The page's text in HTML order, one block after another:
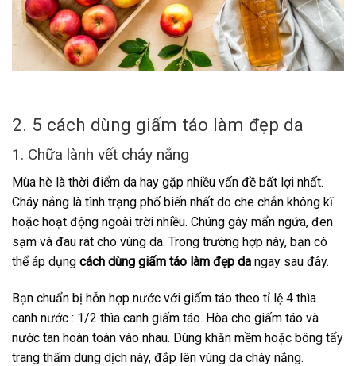
2. 5 cách dùng giấm táo làm đẹp da
1. Chữa lành vết cháy nắng
Mùa hè là thời điểm da hay gặp nhiều vấn đề bất lợi nhất.
Cháy nắng là tình trạng phố biến nhất do che chắn không kĩ
hoặc hoạt động ngoài trời nhiều. Chúng gây mẩn ngứa, đen
sạm và đau rát cho vùng da. Trong trường hợp này, bạn có
thể áp dụng cách dùng giấm táo làm đẹp da ngay sau đây.
Bạn chuẩn bị hỗn hợp nước với giấm táo theo tỉ lệ 4 thìa
canh nước : 1/2 thìa canh giấm táo. Hòa cho giấm táo và
nước tan hoàn toàn vào nhau. Dùng khăn mềm hoặc bông tẩy
trang thấm dung dịch này, đắp lên vùng da cháy nắng.